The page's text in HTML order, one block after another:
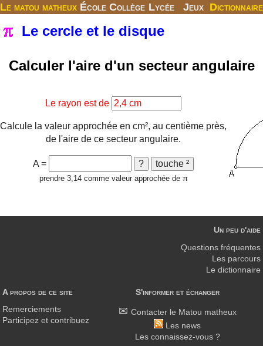
Le matou matheux École Collège Lycée Jeux Dictionnaire
Le cercle et le disque
Calculer l'aire d'un secteur angulaire
Le rayon est de
Calcule la valeur approchée en cm², au centième près,
de l'aire de ce secteur angulaire.
A =
prendre 3,14 comme valeur approchée de π
A propos de ce site
Remerciements
Participez et contribuez
S'informer et échanger
Contacter le Matou matheux
Les news
Les connaissez-vous ?
Un peu d'aide
Questions fréquentes
Les parcours
Le dictionnaire